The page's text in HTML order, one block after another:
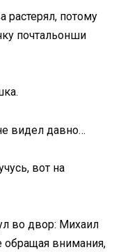
растерял, потому
почтальонши
видел давно…
вот на
во двор: Михаил
обращая внимания,